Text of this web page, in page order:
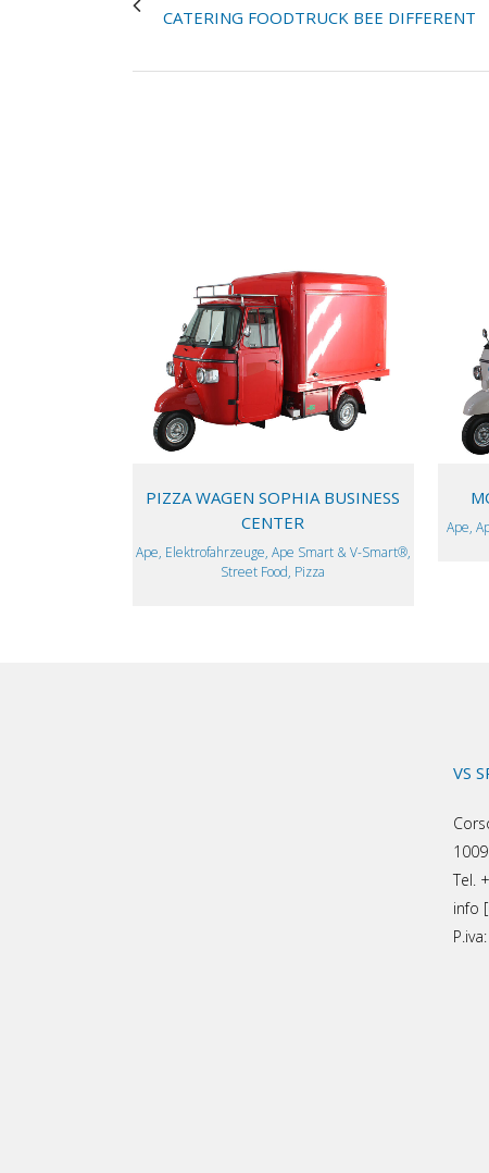
CATERING FOODTRUCK BEE DIFFERENT
VIEW
PIZZA WAGEN SOPHIA BUSINESS
CENTER
Ape, Elektrofahrzeuge, Ape Smart & V-Smart®,
Street Food, Pizza
Ape,
VS
Tel.
info